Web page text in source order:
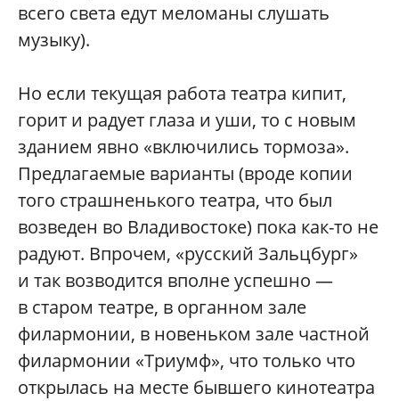
всего света едут меломаны слушать
музыку).
Но если текущая работа театра кипит,
горит и радует глаза и уши, то с новым
зданием явно «включились тормоза».
Предлагаемые варианты (вроде копии
того страшненького театра, что был
возведен во Владивостоке) пока как-то не
радуют. Впрочем, «русский Зальцбург»
и так возводится вполне успешно —
в старом театре, в органном зале
филармонии, в новеньком зале частной
филармонии «Триумф», что только что
открылась на месте бывшего кинотеатра